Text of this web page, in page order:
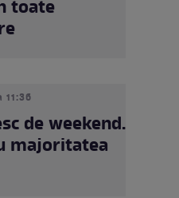
toate
11:36
de weekend.
majoritatea